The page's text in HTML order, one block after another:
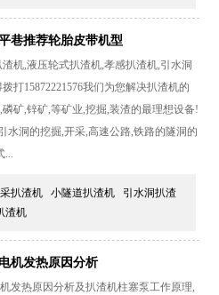
巷推荐轮胎皮带机型
机,液压轮式扒渣机,孝感扒渣机,引水洞
打15872221576我们为您解决扒渣机的
矿,锌矿,等矿业,挖掘,装渣的最理想设备!
水洞的挖掘,开采,高速公路,铁路的隧洞的
...
扒渣机 小隧道扒渣机
引水洞扒渣
渣机
机发热原因分析
发热原因分析及扒渣机柱塞泵工作原理,